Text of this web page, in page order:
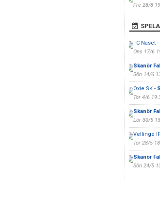
Fre 28/8
FC Näset -
Ons 17/6
Skanör
Sön 14/6
Oxie SK -
Tor 4/6
Skanör
Lör 30/5
Vellinge
Tor 28/5
Skanör
Sön 24/5